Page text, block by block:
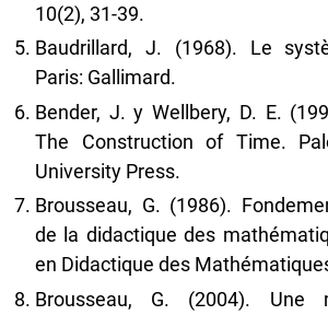
10(2), 31-39.
Baudrillard, J. (1968). Le
Paris: Gallimard.
Bender, J. y Wellbery, D. E.
The Construction of Time.
University Press.
Brousseau, G. (1986).
de la didactique des
en Didactique des
Brousseau, G. (2004). Une